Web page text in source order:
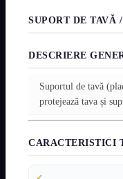
SUPORT DE TAVĂ
DESCRIERE
Suportul de tavă
protejează tava și
CARACTERISTICI